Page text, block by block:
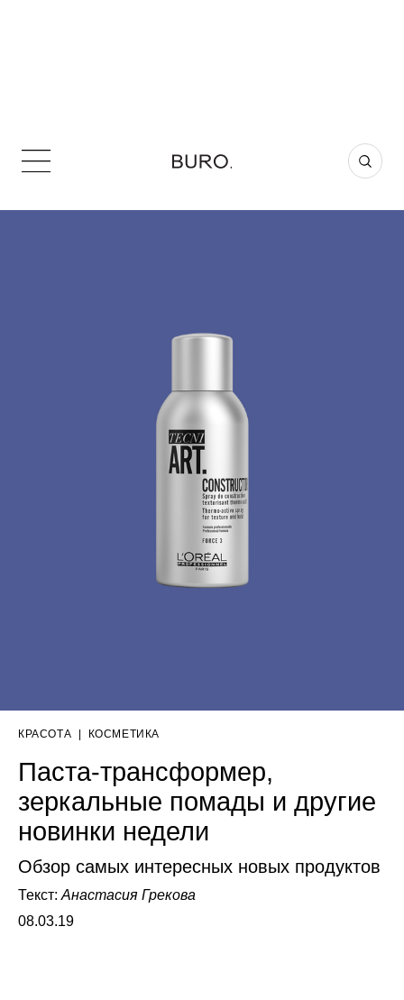
КРАСОТА | КОСМЕТИКА
Паста-трансформер,
зеркальные помады и другие
новинки недели
Обзор самых интересных новых продуктов
Текст: Анастасия Грекова
08.03.19